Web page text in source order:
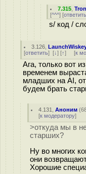
7.315 ,
[^^^] [ответить
s/ код /
3.126 ,
[ответить] [↓] [↑] [к
Ага, только вот
временем
младших на AI,
будем брать
4.131 ,Аноним (
[к модератору]
>откуда мы в
старших?
Ну во многих
они
Хорошие